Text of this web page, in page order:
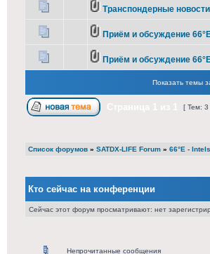
Транспондерные
Приём и обсуждение
Приём и обсуждение
Показать темы
[ Тем: 3
Список форумов » SATDX-LIFE Forum » 66°E -
Кто сейчас на конференции
Сейчас этот форум просматривают: нет
Непрочитанные сообщения